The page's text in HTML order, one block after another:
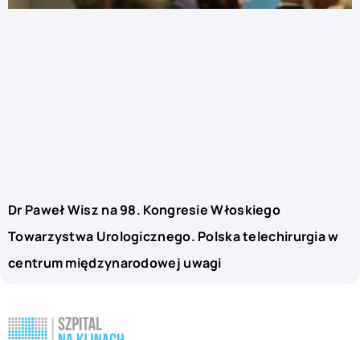
Dr Paweł Wisz na 98. Kongresie Włoskiego
Towarzystwa Urologicznego. Polska telechirurgia w
centrum międzynarodowej uwagi